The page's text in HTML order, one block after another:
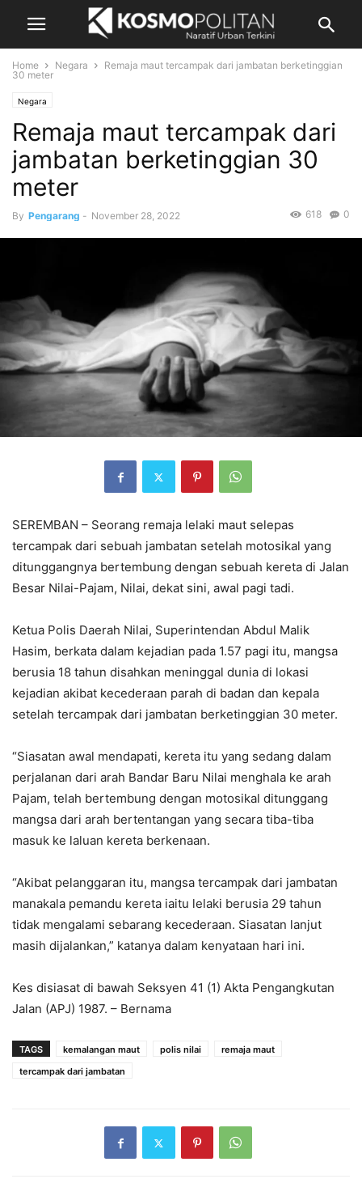
Home Negara
Remaja maut tercampak dari jambatan berketinggian
30 meter
Negara
Remaja maut tercampak dari
jambatan berketinggian 30
meter
By Pengarang - November 28, 2022 0
618
SEREMBAN – Seorang remaja lelaki maut selepas
tercampak dari sebuah jambatan setelah motosikal yang
ditunggangnya bertembung dengan sebuah kereta di Jalan
Besar Nilai-Pajam, Nilai, dekat sini, awal pagi tadi.
Ketua Polis Daerah Nilai, Superintendan Abdul Malik
Hasim, berkata dalam kejadian pada 1.57 pagi itu, mangsa
berusia 18 tahun disahkan meninggal dunia di lokasi
kejadian akibat kecederaan parah di badan dan kepala
setelah tercampak dari jambatan berketinggian 30 meter.
“Siasatan awal mendapati, kereta itu yang sedang dalam
perjalanan dari arah Bandar Baru Nilai menghala ke arah
Pajam, telah bertembung dengan motosikal ditunggang
mangsa dari arah bertentangan yang secara tiba-tiba
masuk ke laluan kereta berkenaan.
“Akibat pelanggaran itu, mangsa tercampak dari jambatan
manakala pemandu kereta iaitu lelaki berusia 29 tahun
tidak mengalami sebarang kecederaan. Siasatan lanjut
masih dijalankan,” katanya dalam kenyataan hari ini.
Kes disiasat di bawah Seksyen 41 (1) Akta Pengangkutan
Jalan (APJ) 1987. – Bernama
TAGS kemalangan maut polis nilai
remaja maut
tercampak dari jambatan